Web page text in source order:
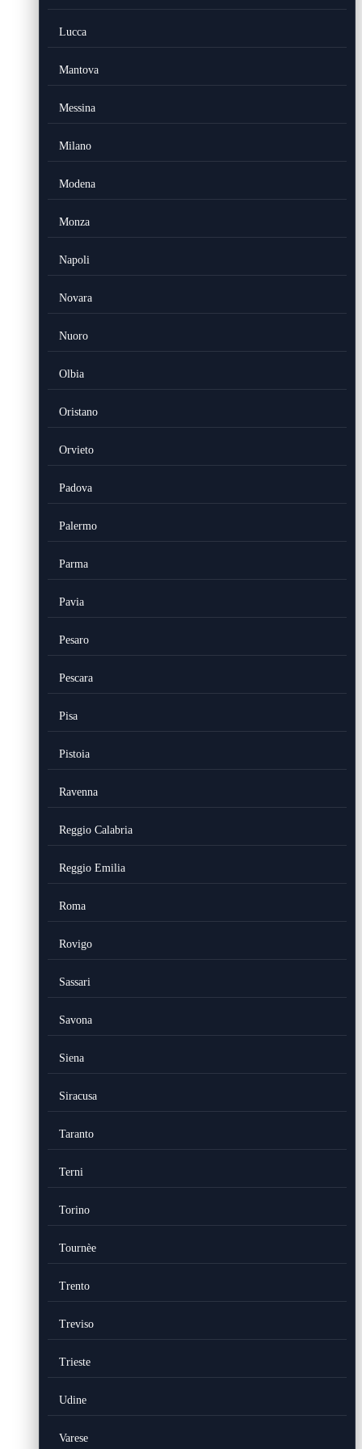
Lucca
Mantova
Messina
Milano
Modena
Monza
Napoli
Novara
Nuoro
Olbia
Oristano
Orvieto
Padova
Palermo
Parma
Pavia
Pesaro
Pescara
Pisa
Pistoia
Ravenna
Reggio Calabria
Reggio Emilia
Roma
Rovigo
Sassari
Savona
Siena
Siracusa
Taranto
Terni
Torino
Tournèe
Trento
Treviso
Trieste
Udine
Varese